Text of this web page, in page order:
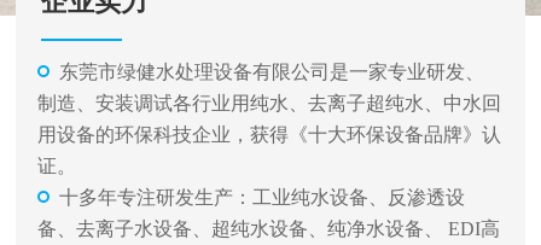
东莞市绿健水处理设备有限公司是一家专业研发、
制造、安装调试各行业用纯水、去离子超纯水、中水回
用设备的环保科技企业，获得《十大环保设备品牌》认
证。
十多年专注研发生产：工业纯水设备、反渗透设
备、去离子水设备、超纯水设备、纯净水设备、 EDI高